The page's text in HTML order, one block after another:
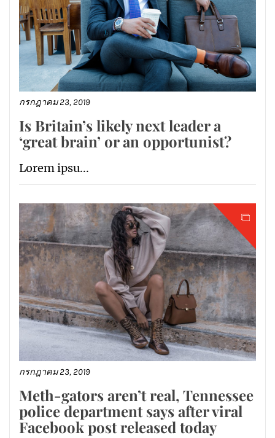
กรกฎาคม 23, 2019
Is Britain’s likely next leader a
‘great brain’ or an opportunist?
Lorem ipsu...
กรกฎาคม 23, 2019
Meth-gators aren’t real, Tennessee
police department says after viral
Facebook post released today